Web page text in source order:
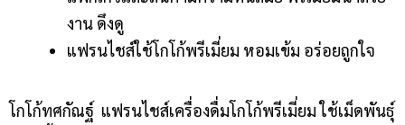
งาน ดึงดู
แฟรนไชส์ใช้โกโก้พรีเมี่ยม หอมเข้ม อร่อยถูกใจ
โกโก้ทศกัณฐ์ แฟรนไชส์เครื่องดื่มโกโก้พรีเมี่ยม ใช้เม็ดพันธุ์